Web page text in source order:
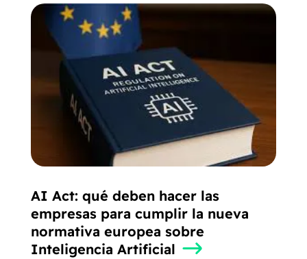
AI Act: qué deben hacer las
empresas para cumplir la nueva
normativa europea sobre
Inteligencia Artificial